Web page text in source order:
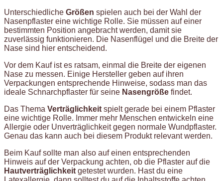
Unterschiedliche Größen spielen auch bei der Wahl der
Nasenpflaster eine wichtige Rolle. Sie müssen auf einer
bestimmten Position angebracht werden, damit sie
zuverlässig funktionieren. Die Nasenflügel und die Breite der
Nase sind hier entscheidend.
Vor dem Kauf ist es ratsam, einmal die Breite der eigenen
Nase zu messen. Einige Hersteller geben auf ihren
Verpackungen entsprechende Hinweise, sodass man das
ideale Schnarchpflaster für seine Nasengröße findet.
Das Thema Verträglichkeit spielt gerade bei einem Pflaster
eine wichtige Rolle. Immer mehr Menschen entwickeln eine
Allergie oder Unverträglichkeit gegen normale Wundpflaster.
Genau das kann auch bei diesem Produkt relevant werden.
Beim Kauf sollte man also auf einen entsprechenden
Hinweis auf der Verpackung achten, ob die Pflaster auf die
Hautverträglichkeit getestet wurden. Hast du eine